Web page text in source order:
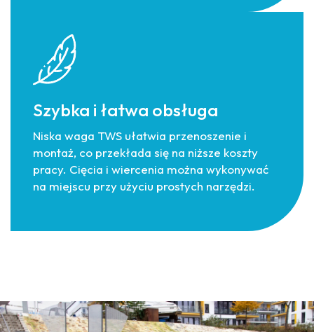
Szybka i łatwa obsługa
Niska waga TWS ułatwia przenoszenie i
montaż, co przekłada się na niższe koszty
pracy. Cięcia i wiercenia można wykonywać
na miejscu przy użyciu prostych narzędzi.